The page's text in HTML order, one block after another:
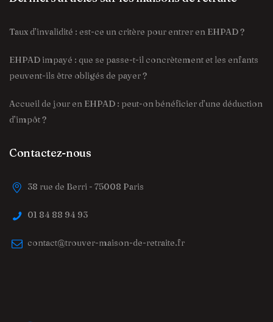
Taux d’invalidité : est-ce un critère pour entrer en EHPAD ?
EHPAD impayé : que se passe-t-il concrètement et les enfants
peuvent-ils être obligés de payer ?
Accueil de jour en EHPAD : peut-on bénéficier d’une déduction
d’impôt ?
Contactez-nous
38 rue de Berri - 75008 Paris
01 84 88 94 93
contact@trouver-maison-de-retraite.fr